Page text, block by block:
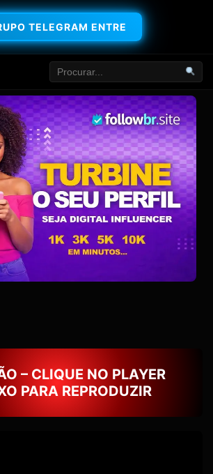
TELEGRAM ENTRE
– CLIQUE NO PLAYER
PARA REPRODUZIR